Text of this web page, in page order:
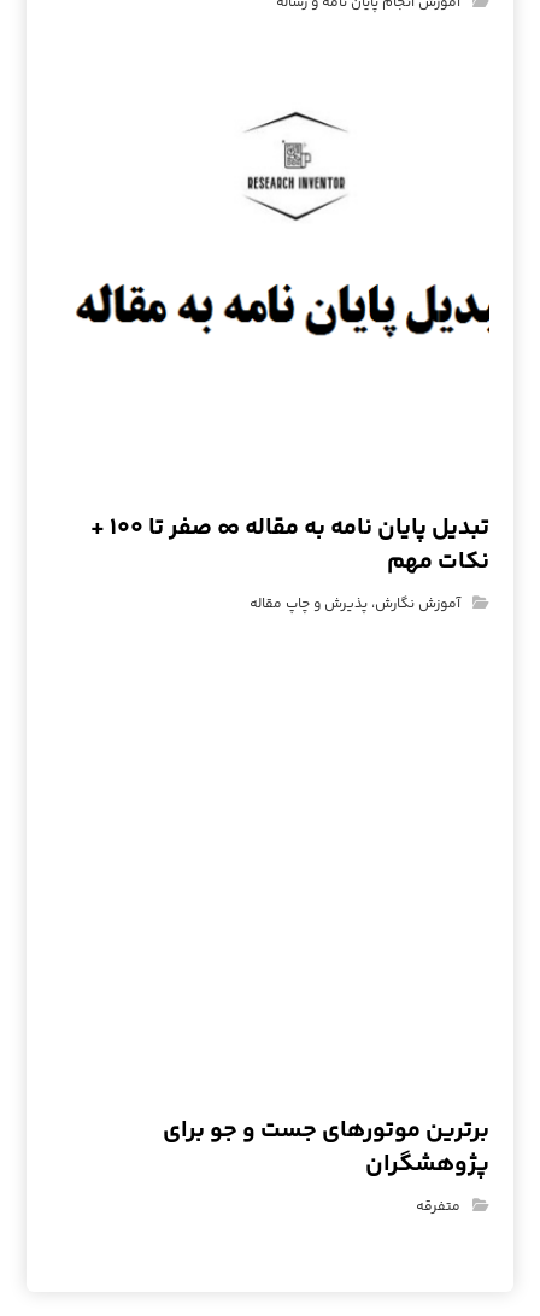
تبدیل پایان نامه به مقاله ∞ صفر تا ۱۰۰ +
نکات مهم
آموزش نگارش، پذیرش و چاپ مقاله
برترین موتورهای جست و جو برای
پژوهشگران
متفرقه